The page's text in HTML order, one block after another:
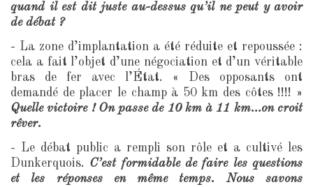
quand il est dit juste au-dessus qu’il ne peut y avoir
de débat ?
- La zone d’implantation a été réduite et repoussée :
cela a fait l’objet d’une négociation et d’un véritable
bras de fer avec l’État. « Des opposants ont
demandé de placer le champ à 50 km des côtes !!!! »
Quelle victoire ! On passe de 10 km à 11 km…on croit
rêver.
- Le débat public a rempli son rôle et a cultivé les
Dunkerquois. C’est formidable de faire les questions
et les réponses en même temps. Nous savons